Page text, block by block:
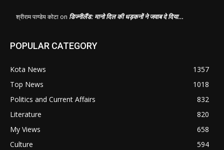
श्रीराम पाण्डेय कोटा on डिज्नीलैंड: मानो दिल की धड़कनों ने जवाब दे दिया…
POPULAR CATEGORY
Kota News
1357
Top News
1018
Politics and Current Affairs
832
Literature
820
My Views
658
Culture
594